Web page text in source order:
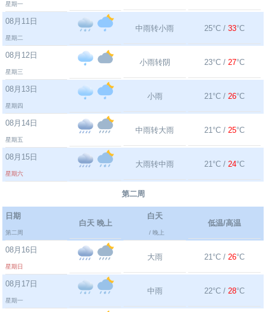
星期一
08月11日
星期二
中雨转小雨 25°C / 33°C
08月12日
星期三
小雨转阴 23°C / 27°C
08月13日
星期四
小雨 21°C / 26°C
08月14日
星期五
中雨转大雨 21°C / 25°C
08月15日
星期六
大雨转中雨 21°C / 24°C
第二周
日期
第二周
白天 晚上
白天
/ 晚上
低温/高温
08月16日
星期日
大雨 21°C / 26°C
08月17日
星期一
中雨 22°C / 28°C